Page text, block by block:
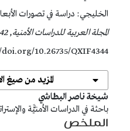
الخليجي: دراسة في تصورات
المجلة العربية للدراسات الأمنية,
10.26735/QXIF4344
المزيد من صيغ
##plugins.themes.bootstrap3.article.main##
شيخة ناصر البطاشي
باحثة في الدراسات الأمنيََّة
الملخص